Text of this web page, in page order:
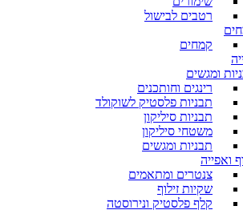
רטבים לבישול
קמחים
ומגשים
רינגים וחותכנים
תבניות פלסטיק לשוקולד
תבניות סיליקון
משטחי סיליקון
תבניות ומגשים
ואפייה
צנטרים ומתאמים
שקיות זילוף
קלף פלסטיק ונירוסטה